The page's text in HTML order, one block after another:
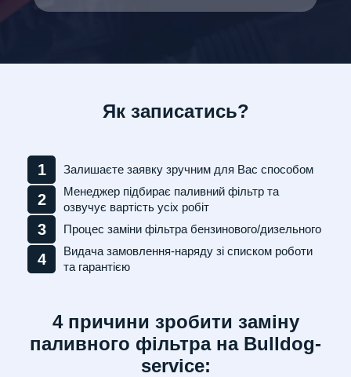
Як записатись?
1 Залишаєте заявку зручним для Вас способом
2
Менеджер підбирає паливний фільтр та
озвучує вартість усіх робіт
3 Процес заміни фільтра бензинового/дизельного
4
Видача замовлення-наряду зі списком роботи
та гарантією
4 причини зробити заміну
паливного фільтра на Bulldog-
service: